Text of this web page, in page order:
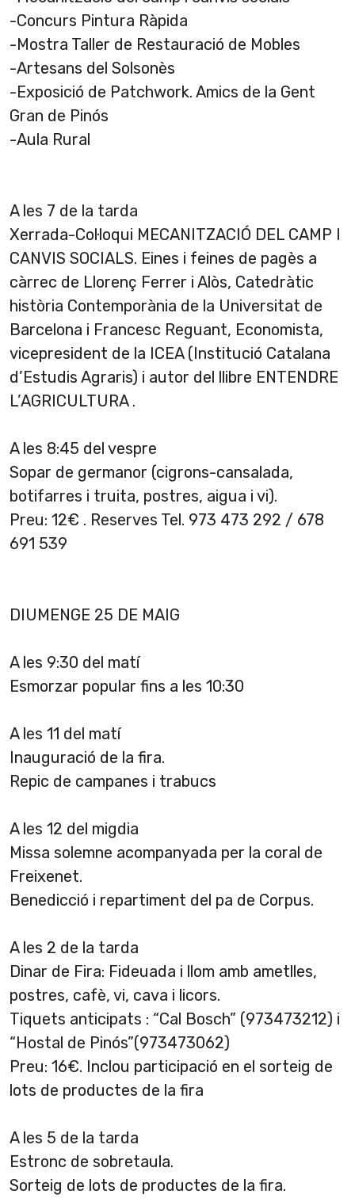
-Concurs Pintura Ràpida
-Mostra Taller de Restauració de Mobles
-Artesans del Solsonès
-Exposició de Patchwork. Amics de la Gent
Gran de Pinós
-Aula Rural
A les 7 de la tarda
Xerrada-Col·loqui MECANITZACIÓ DEL CAMP I
CANVIS SOCIALS. Eines i feines de pagès a
càrrec de Llorenç Ferrer i Alòs, Catedràtic
història Contemporània de la Universitat de
Barcelona i Francesc Reguant, Economista,
vicepresident de la ICEA (Institució Catalana
d’Estudis Agraris) i autor del llibre ENTENDRE
L’AGRICULTURA .
A les 8:45 del vespre
Sopar de germanor (cigrons-cansalada,
botifarres i truita, postres, aigua i vi).
Preu: 12€ . Reserves Tel. 973 473 292 / 678
691 539
DIUMENGE 25 DE MAIG
A les 9:30 del matí
Esmorzar popular fins a les 10:30
A les 11 del matí
Inauguració de la fira.
Repic de campanes i trabucs
A les 12 del migdia
Missa solemne acompanyada per la coral de
Freixenet.
Benedicció i repartiment del pa de Corpus.
A les 2 de la tarda
Dinar de Fira: Fideuada i llom amb ametlles,
postres, cafè, vi, cava i licors.
Tiquets anticipats : “Cal Bosch” (973473212) i
“Hostal de Pinós”(973473062)
Preu: 16€. Inclou participació en el sorteig de
lots de productes de la fira
A les 5 de la tarda
Estronc de sobretaula.
Sorteig de lots de productes de la fira.